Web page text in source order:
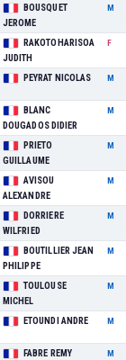
BOUSQUET
JEROME
M
RAKOTOHARISOA
JUDITH
F
PEYRAT NICOLAS M
BLANC
DOUGADOS DIDIER
M
PRIETO
GUILLAUME
M
AVISOU
ALEXANDRE
M
DORRIERE
WILFRIED
M
BOUTILLIER JEAN
PHILIPPE
M
TOULOUSE
MICHEL
M
ETOUNDI ANDRE M
FABRE REMY M